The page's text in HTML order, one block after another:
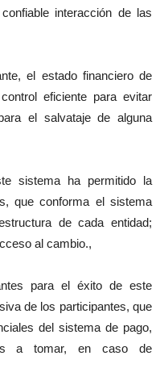
interacción de las
el estado financiero de
eficiente para evitar
el salvataje de alguna
sistema ha permitido la
que conforma el sistema
de cada entidad;
al cambio.,
para el éxito de este
de los participantes, que
del sistema de pago,
a tomar, en caso de